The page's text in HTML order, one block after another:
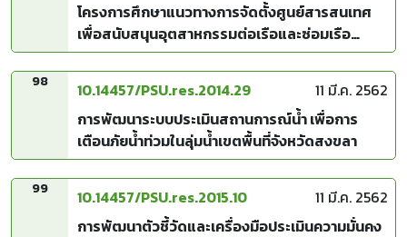
โครงการศึกษาแนวทางการจัดตั้งศูนย์สารสนเทศ
เพื่อสนับสนุนอุตสาหกรรมต่อเรือและซ่อมเรือ
สำราญ
98 10.14457/PSU.res.2014.29
11 มี.ค. 2562
การพัฒนาระบบประเมินสถานการณ์น้ำ เพื่อการ
เตือนภัยน้ำท่วมในลุ่มน้ำเขตพื้นที่จังหวัดสงขลา
99 10.14457/PSU.res.2015.10
11 มี.ค. 2562
การพัฒนาตัวชี้วัดและเครื่องมือประเมินความมั่นคง